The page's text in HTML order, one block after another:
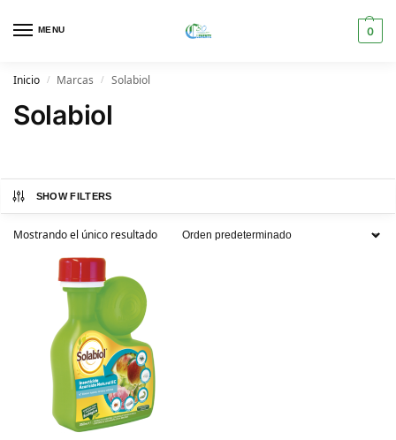
MENU 0
Inicio / Marcas / Solabiol
Solabiol
SHOW FILTERS
Mostrando el único resultado